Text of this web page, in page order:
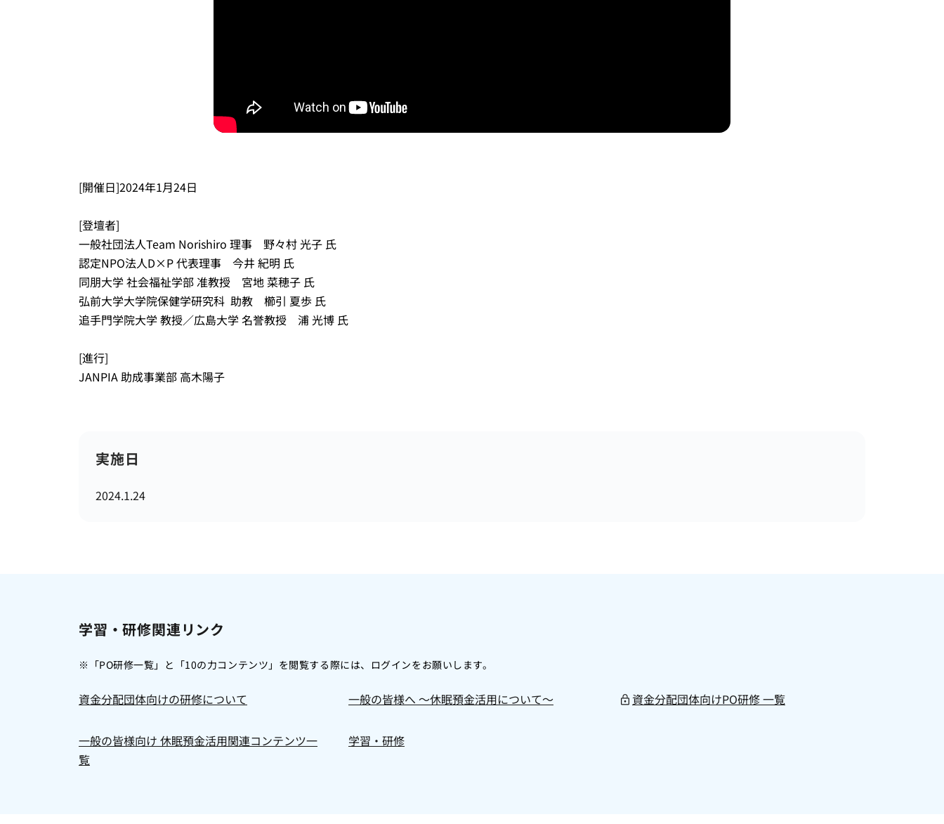
[開催日]2024年1月24日
[登壇者]
一般社団法人Team Norishiro 理事 野々村 光子 氏
認定NPO法人D×P 代表理事 今井 紀明 氏
同朋大学 社会福祉学部 准教授 宮地 菜穂子 氏
弘前大学大学院保健学研究科 助教 櫛引 夏歩 氏
追手門学院大学 教授／広島大学 名誉教授 浦 光博 氏
[進行]
JANPIA 助成事業部 高木陽子
実施日
2024.1.24
学習・研修関連リンク
※「PO研修一覧」と「10の力コンテンツ」を閲覧する際には、ログインをお願いします。
資金分配団体向けの研修について 一般の皆様へ 〜休眠預金活用について〜 資金分配団体向けPO研修 一覧
一般の皆様向け 休眠預金活用関連コンテンツ一
覧
学習・研修